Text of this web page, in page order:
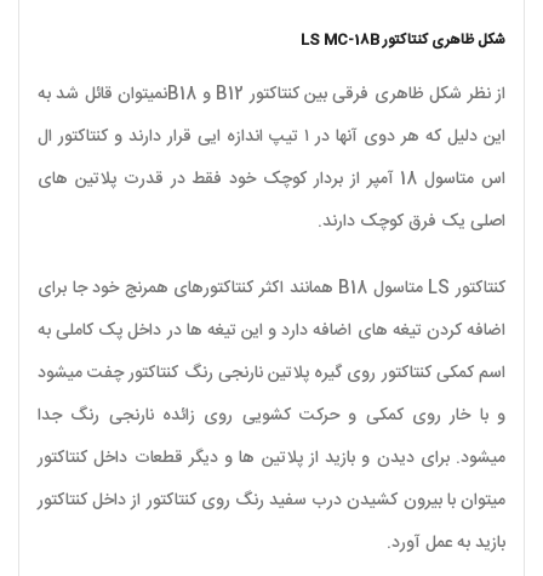
شکل ظاهری کنتاکتور LS MC-18B
از نظر شکل ظاهری فرقی بین کنتاکتور B12 و B18نمیتوان قائل شد به
این دلیل که هر دوی آنها در ۱ تیپ اندازه ایی قرار دارند و کنتاکتور ال
اس متاسول 18 آمپر از بردار کوچک خود فقط در قدرت پلاتین های
اصلی یک فرق کوچک دارند.
کنتاکتور LS متاسول B18 همانند اکثر کنتاکتورهای همرنج خود جا برای
اضافه کردن تیغه های اضافه دارد و این تیغه ها در داخل پک کاملی به
اسم کمکی کنتاکتور روی گیره پلاتین نارنجی رنگ کنتاکتور چفت میشود
و با خار روی کمکی و حرکت کشویی روی زائده نارنجی رنگ جدا
میشود. برای دیدن و بازید از پلاتین ها و دیگر قطعات داخل کنتاکتور
میتوان با بیرون کشیدن درب سفید رنگ روی کنتاکتور از داخل کنتاکتور
بازید به عمل آورد.